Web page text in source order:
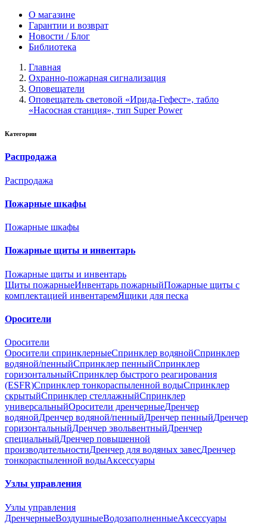
О магазине
Гарантии и возврат
Новости / Блог
Библиотека
Главная
Охранно-пожарная сигнализация
Оповещатели
Оповещатель световой «Ирида-Гефест», табло
«Насосная станция», тип Super Power
Категории
Распродажа
Распродажа
Пожарные шкафы
Пожарные шкафы
Пожарные щиты и инвентарь
Пожарные щиты и инвентарь
Щиты пожарныеИнвентарь пожарныйПожарные щиты с
комплектацией инвентаремЯщики для песка
Оросители
Оросители
Оросители спринклерныеСпринклер водянойСпринклер
водяной/пенныйСпринклер пенныйСпринклер
горизонтальныйСпринклер быстрого реагирования
(ESFR)Спринклер тонкораспыленной водыСпринклер
скрытыйСпринклер стеллажныйСпринклер
универсальныйОросители дренчерныеДренчер
водянойДренчер водяной/пенныйДренчер пенныйДренчер
горизонтальныйДренчер эвольвентныйДренчер
специальныйДренчер повышенной
производительностиДренчер для водяных завесДренчер
тонкораспыленной водыАксессуары
Узлы управления
Узлы управления
ДренчерныеВоздушныеВодозаполненныеАксессуары